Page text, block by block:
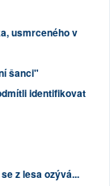
usmrceného v
šanci"
identifikovat
z lesa ozývá...